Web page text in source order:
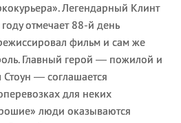
Легендарный Клинт
отмечает 88-й день
фильм и сам же
Главный герой — пожилой и
— соглашается
для неких
люди оказываются